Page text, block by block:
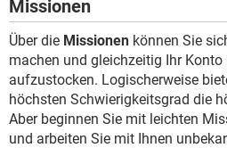
Missionen
Über die Missionen können Sie
machen und gleichzeitig Ihr Konto
aufzustocken. Logischerweise
höchsten Schwierigkeitsgrad die
Aber beginnen Sie mit leichten
und arbeiten Sie mit Ihnen